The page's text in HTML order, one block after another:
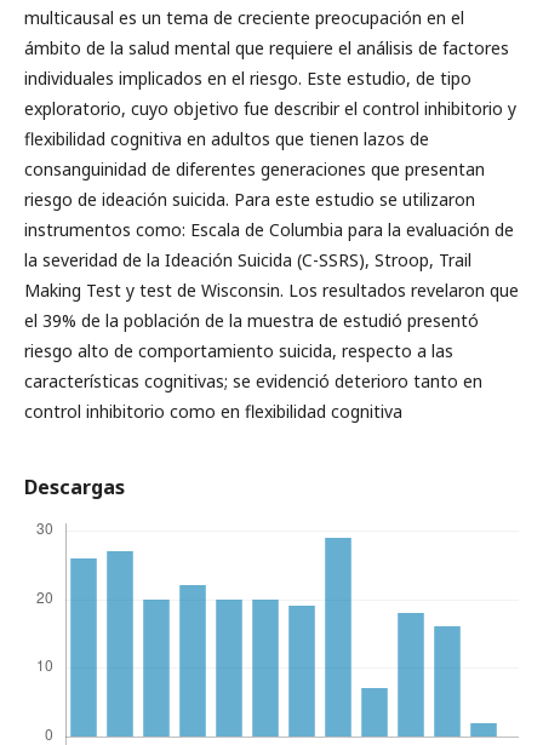
multicausal es un tema de creciente preocupación en el
ámbito de la salud mental que requiere el análisis de factores
individuales implicados en el riesgo. Este estudio, de tipo
exploratorio, cuyo objetivo fue describir el control inhibitorio y
flexibilidad cognitiva en adultos que tienen lazos de
consanguinidad de diferentes generaciones que presentan
riesgo de ideación suicida. Para este estudio se utilizaron
instrumentos como: Escala de Columbia para la evaluación de
la severidad de la Ideación Suicida (C-SSRS), Stroop, Trail
Making Test y test de Wisconsin. Los resultados revelaron que
el 39% de la población de la muestra de estudió presentó
riesgo alto de comportamiento suicida, respecto a las
características cognitivas; se evidenció deterioro tanto en
control inhibitorio como en flexibilidad cognitiva
Descargas